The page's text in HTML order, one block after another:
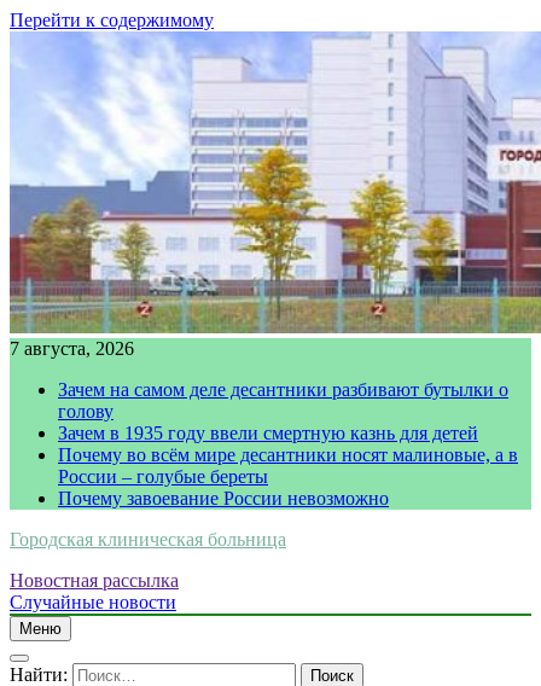
Перейти к содержимому
7 августа, 2026
Зачем на самом деле десантники разбивают бутылки о
голову
Зачем в 1935 году ввели смертную казнь для детей
Почему во всём мире десантники носят малиновые, а в
России – голубые береты
Почему завоевание России невозможно
Городская клиническая больница
Новостная рассылка
Случайные новости
Меню
Найти: